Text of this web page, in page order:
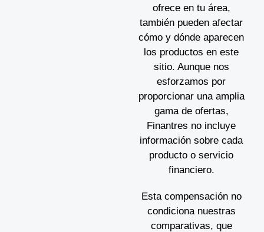
ofrece en tu área,
también pueden afectar
cómo y dónde aparecen
los productos en este
sitio. Aunque nos
esforzamos por
proporcionar una amplia
gama de ofertas,
Finantres no incluye
información sobre cada
producto o servicio
financiero.
Esta compensación no
condiciona nuestras
comparativas, que